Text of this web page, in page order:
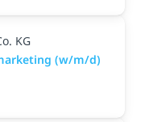
KG
(w/m/d)